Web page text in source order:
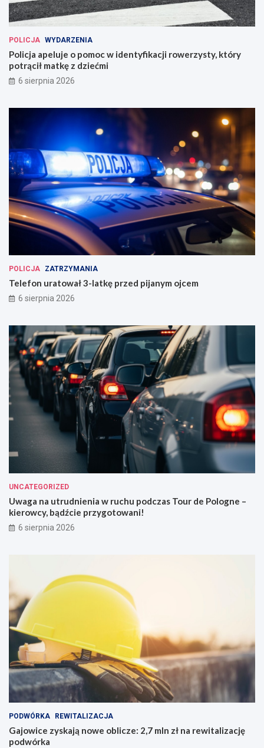
POLICJA WYDARZENIA
Policja apeluje o pomoc w identyfikacji rowerzysty, który
potrącił matkę z dziećmi
6 sierpnia 2026
POLICJA ZATRZYMANIA
Telefon uratował 3-latkę przed pijanym ojcem
6 sierpnia 2026
UNCATEGORIZED
Uwaga na utrudnienia w ruchu podczas Tour de Pologne –
kierowcy, bądźcie przygotowani!
6 sierpnia 2026
PODWÓRKA REWITALIZACJA
Gajowice zyskają nowe oblicze: 2,7 mln zł na rewitalizację
podwórka